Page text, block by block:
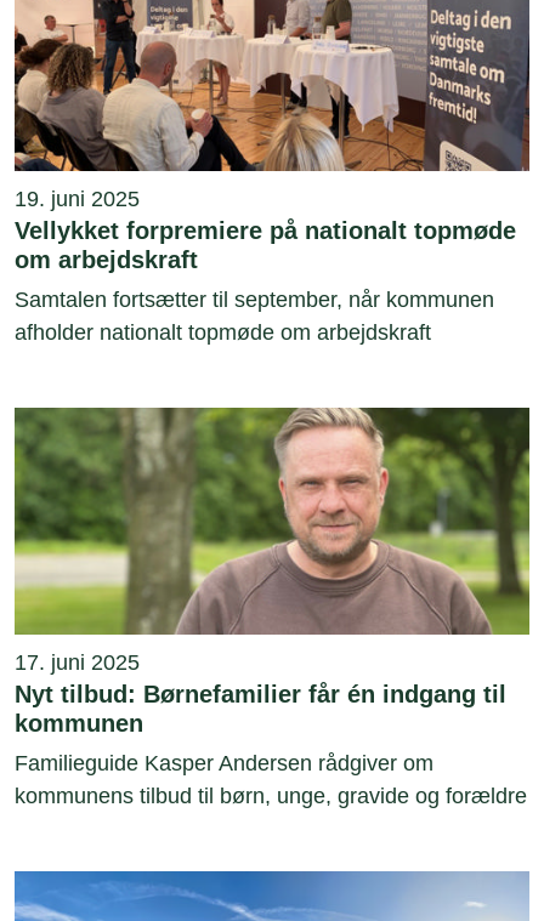
19. juni 2025
Vellykket forpremiere på nationalt topmøde
om arbejdskraft
Samtalen fortsætter til september, når kommunen
afholder nationalt topmøde om arbejdskraft
17. juni 2025
Nyt tilbud: Børnefamilier får én indgang til
kommunen
Familieguide Kasper Andersen rådgiver om
kommunens tilbud til børn, unge, gravide og forældre